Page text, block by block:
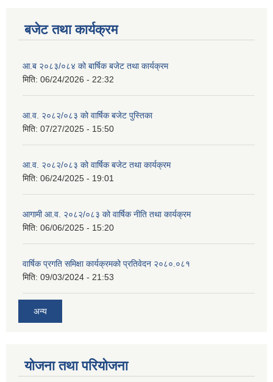
बजेट तथा कार्यक्रम
आ.ब २०८३/०८४ को बार्षिक बजेट तथा कार्यक्रम
मिति: 06/24/2026 - 22:32
आ.व. २०८२/०८३ को वार्षिक बजेट पुस्तिका
मिति: 07/27/2025 - 15:50
आ.व. २०८२/०८३ को वार्षिक बजेट तथा कार्यक्रम
मिति: 06/24/2025 - 19:01
आगामी आ.व. २०८२/०८३ को वार्षिक नीति तथा कार्यक्रम
मिति: 06/06/2025 - 15:20
वार्षिक प्रगति समिक्षा कार्यक्रमको प्रतिवेदन २०८०.०८१
मिति: 09/03/2024 - 21:53
अन्य
योजना तथा परियोजना